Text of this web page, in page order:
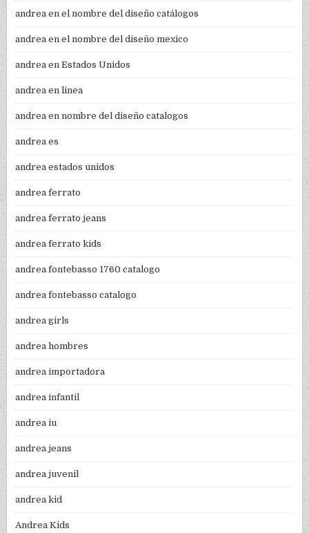
andrea en el nombre del diseño catálogos
andrea en el nombre del diseño mexico
andrea en Estados Unidos
andrea en linea
andrea en nombre del diseño catalogos
andrea es
andrea estados unidos
andrea ferrato
andrea ferrato jeans
andrea ferrato kids
andrea fontebasso 1760 catalogo
andrea fontebasso catalogo
andrea girls
andrea hombres
andrea importadora
andrea infantil
andrea iu
andrea jeans
andrea juvenil
andrea kid
Andrea Kids